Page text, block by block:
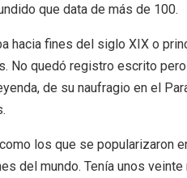
que data de más de 100.
hacia fines del siglo XIX o
No quedó registro escrito
de su naufragio en el
los que se
del mundo. Tenía unos